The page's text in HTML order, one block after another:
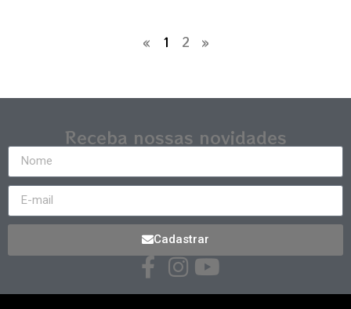
« 1 2 »
Receba nossas novidades
Cadastrar